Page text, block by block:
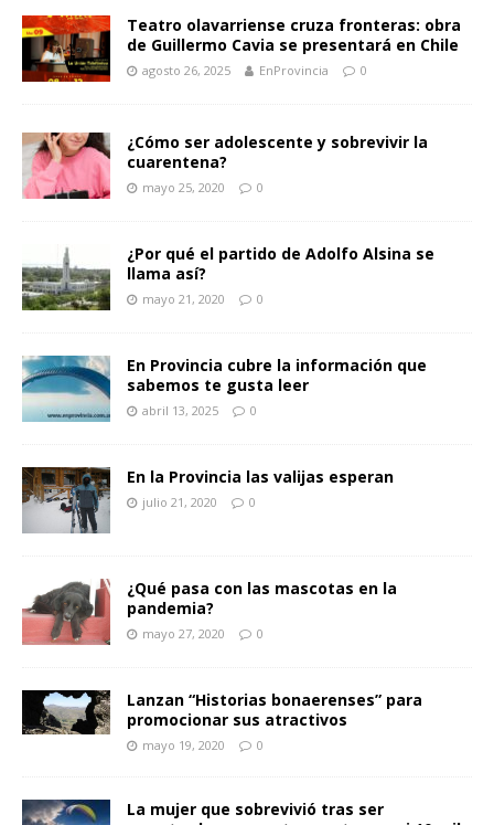
Teatro olavarriense cruza fronteras: obra
de Guillermo Cavia se presentará en Chile
agosto 26, 2025 EnProvincia 0
¿Cómo ser adolescente y sobrevivir la
cuarentena?
mayo 25, 2020 0
¿Por qué el partido de Adolfo Alsina se
llama así?
mayo 21, 2020 0
En Provincia cubre la información que
sabemos te gusta leer
abril 13, 2025 0
En la Provincia las valijas esperan
julio 21, 2020 0
¿Qué pasa con las mascotas en la
pandemia?
mayo 27, 2020 0
Lanzan “Historias bonaerenses” para
promocionar sus atractivos
mayo 19, 2020 0
La mujer que sobrevivió tras ser